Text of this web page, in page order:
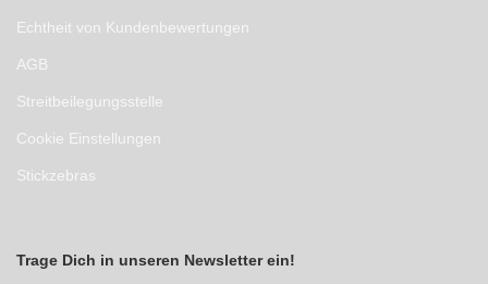
Echtheit von Kundenbewertungen
AGB
Streitbeilegungsstelle
Cookie Einstellungen
Stickzebras
Trage Dich in unseren Newsletter ein!